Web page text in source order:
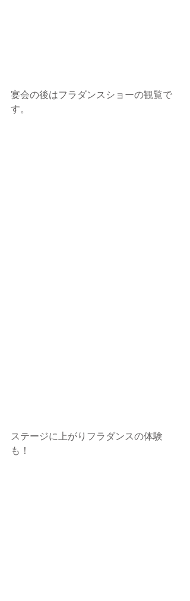
宴会の後はフラダンスショーの観覧で
す。
ステージに上がりフラダンスの体験
も！